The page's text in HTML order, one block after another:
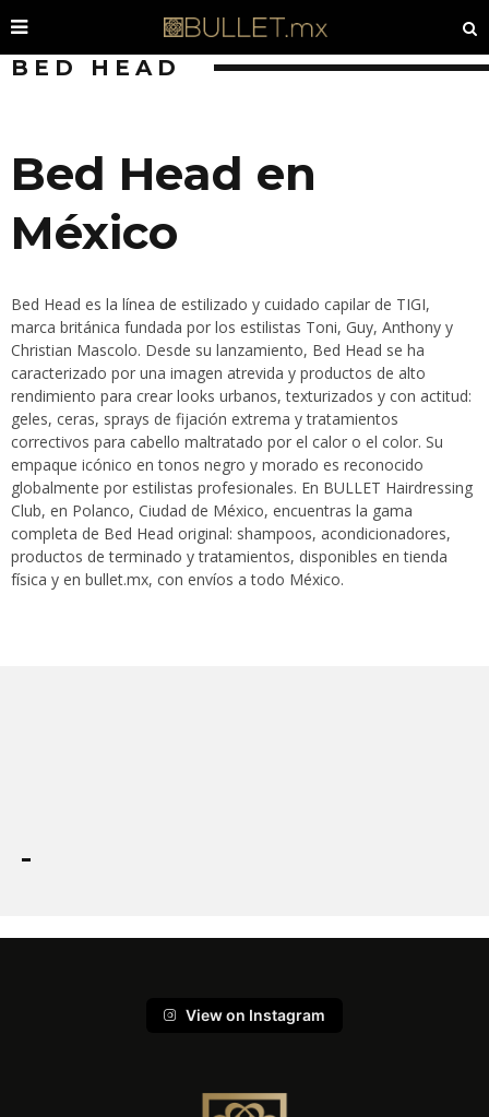
BED HEAD
Bed Head en
México
Bed Head es la línea de estilizado y cuidado capilar de TIGI,
marca británica fundada por los estilistas Toni, Guy, Anthony y
Christian Mascolo. Desde su lanzamiento, Bed Head se ha
caracterizado por una imagen atrevida y productos de alto
rendimiento para crear looks urbanos, texturizados y con actitud:
geles, ceras, sprays de fijación extrema y tratamientos
correctivos para cabello maltratado por el calor o el color. Su
empaque icónico en tonos negro y morado es reconocido
globalmente por estilistas profesionales. En BULLET Hairdressing
Club, en Polanco, Ciudad de México, encuentras la gama
completa de Bed Head original: shampoos, acondicionadores,
productos de terminado y tratamientos, disponibles en tienda
física y en bullet.mx, con envíos a todo México.
View on Instagram